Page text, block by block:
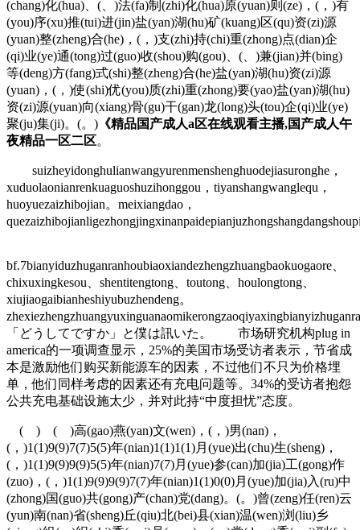
(chang)化(hua)、(、)法(fa)制(zhi)化(hua)原(yuan)则(ze)，(，)有
(you)序(xu)推(tui)进(jin)盐(yan)湖(hu)矿(kuang)区(qu)资(zi)源
(yuan)整(zheng)合(he)，(，)支(zhi)持(chi)重(zhong)点(dian)企
(qi)业(ye)通(tong)过(guo)收(shou)购(gou)、(、)兼(jian)并(bing)
等(deng)方(fang)式(shi)整(zheng)合(he)盐(yan)湖(hu)资(zi)源
(yuan)，(，)使(shi)优(you)质(zhi)重(zhong)要(yao)盐(yan)湖(hu)
资(zi)源(yuan)向(xiang)骨(gu)干(gan)龙(long)头(tou)企(qi)业(ye)
聚(ju)集(ji)。(。) 《精品国产成人a区在线观看主播,国产成人午
夜精品一区二区。
suizheyidonghulianwangyurenmenshenghuodejiasuronghe，
xuduolaonianrenkuaguoshuzihonggou，tiyanshangwanglequ，
huoyuezaizhibojian。meixiangdao，
bf.7bianyiduzhuganranhoubiaoxiandezhengzhuangbaokuogaore、
chixuxingkesou、shentitengtong、toutong、houlongtong、
xiujiaogaibianheshiyubuzhendeng。
「どうしてですか」と僕は訊いた。 市场研究机构plug in
america的一项调查显示，25%的美国市场受访者表示，节省成
本是激励他们购买新能源车的因素，不过他们不只为价格埋
单，他们同样考虑的因素还有充电问题等。34%的受访者抱怨
公共充电基础设施太少，并对此持“中度担忧”态度。
( ) ( )高(gao)燕(yan)文(wen)，(，)男(nan)，
(，)1(1)9(9)7(7)5(5)年(nian)1(1)1(1)月(yue)出(chu)生(sheng)，
(，)1(1)9(9)9(9)5(5)年(nian)7(7)月(yue)参(can)加(jia)工(gong)作
(zuo)，(，)1(1)9(9)9(9)7(7)年(nian)1(1)0(0)月(yue)加(jia)入(ru)中
(zhong)国(guo)共(gong)产(chan)党(dang)。(。)曾(zeng)任(ren)云
(yun)南(nan)省(sheng)丘(qiu)北(bei)县(xian)温(wen)浏(liu)乡